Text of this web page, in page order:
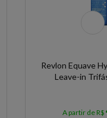
Revlon Equave
Leave-in
A partir de R$